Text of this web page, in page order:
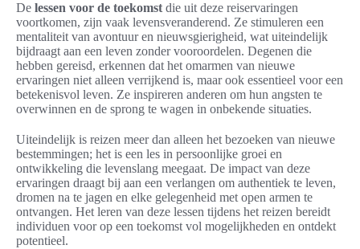
De lessen voor de toekomst die uit deze reiservaringen
voortkomen, zijn vaak levensveranderend. Ze stimuleren een
mentaliteit van avontuur en nieuwsgierigheid, wat uiteindelijk
bijdraagt aan een leven zonder vooroordelen. Degenen die
hebben gereisd, erkennen dat het omarmen van nieuwe
ervaringen niet alleen verrijkend is, maar ook essentieel voor een
betekenisvol leven. Ze inspireren anderen om hun angsten te
overwinnen en de sprong te wagen in onbekende situaties.
Uiteindelijk is reizen meer dan alleen het bezoeken van nieuwe
bestemmingen; het is een les in persoonlijke groei en
ontwikkeling die levenslang meegaat. De impact van deze
ervaringen draagt bij aan een verlangen om authentiek te leven,
dromen na te jagen en elke gelegenheid met open armen te
ontvangen. Het leren van deze lessen tijdens het reizen bereidt
individuen voor op een toekomst vol mogelijkheden en ontdekt
potentieel.